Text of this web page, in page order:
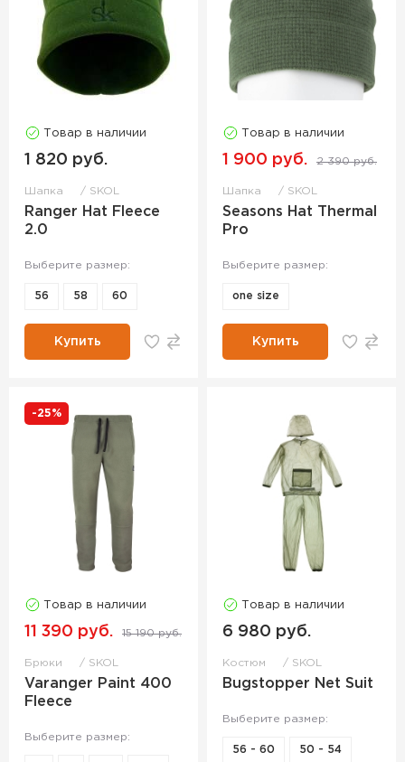
Товар в наличии
1 820 руб.
Шапка SKOL
Ranger Hat Fleece
2.0
Выберите размер:
56 58 60
Купить
Товар в наличии
1 900 руб. 2 390 руб.
Шапка SKOL
Seasons Hat Thermal
Pro
Выберите размер:
one size
Купить
-25%
Товар в наличии
11 390 руб. 15 190 руб.
Брюки SKOL
Varanger Paint 400
Fleece
Выберите размер:
Товар в наличии
6 980 руб.
Костюм SKOL
Bugstopper Net Suit
Выберите размер:
56 - 60 50 - 54